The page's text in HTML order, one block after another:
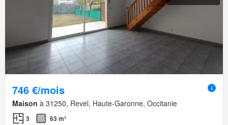
746 €/mois
Maison à 31250, Revel, Haute-Garonne, Occitanie
3 63 m²